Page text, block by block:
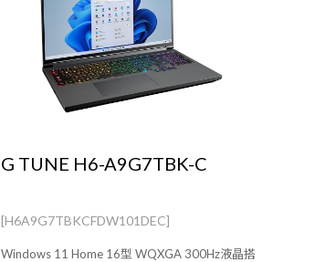
G TUNE H6-A9G7TBK-C
[H6A9G7TBKCFDW101DEC]
Windows 11 Home 16型 WQXGA 300Hz液晶搭